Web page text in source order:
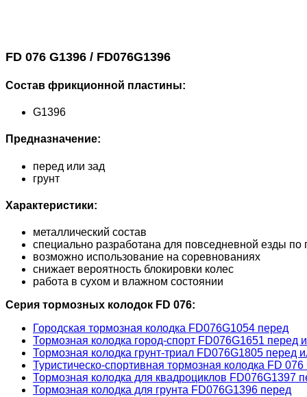
FD 076 G1396 / FD076G1396
Состав фрикционной пластины:
G1396
Предназначение:
перед или зад
грунт
Характеристики:
металлический состав
специально разработана для повседневной езды по
возможно использование на соревнованиях
снижает вероятность блокировки колес
работа в сухом и влажном состоянии
Серия тормозных колодок FD 076:
Городская тормозная колодка FD076G1054 перед
Тормозная колодка город-спорт FD076G1651 перед
Тормозная колодка грунт-триал FD076G1805 перед
Туристическо-спортивная тормозная колодка FD
Тормозная колодка для квадроциклов FD076G1397
Тормозная колодка для грунта FD076G1396 перед